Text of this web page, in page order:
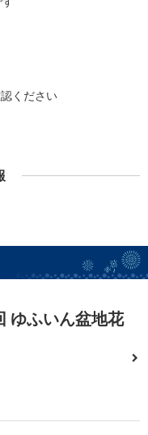
ください
ゆふいん盆地花